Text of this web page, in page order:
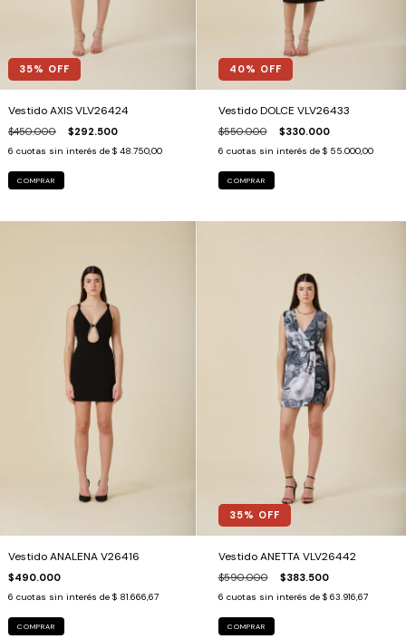
35% OFF
Vestido AXIS VLV26424
$450.000 $292.500
6 cuotas sin interés de $ 48.750,00
COMPRAR
40% OFF
Vestido DOLCE VLV26433
$550.000 $330.000
6 cuotas sin interés de $ 55.000,00
COMPRAR
Vestido ANALENA V26416
$490.000
6 cuotas sin interés de $ 81.666,67
COMPRAR
35% OFF
Vestido ANETTA VLV26442
$590.000 $383.500
6 cuotas sin interés de $ 63.916,67
COMPRAR